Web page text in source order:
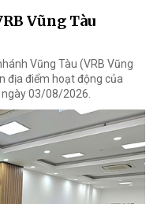
Vũng Tàu
Vũng Tàu (VRB Vũng
địa điểm hoạt động của
03/08/2026.